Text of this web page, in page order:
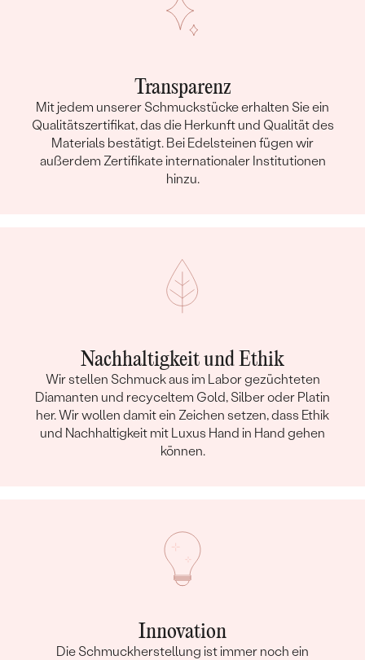
Transparenz
Mit jedem unserer Schmuckstücke erhalten Sie ein
Qualitätszertifikat, das die Herkunft und Qualität des
Materials bestätigt. Bei Edelsteinen fügen wir
außerdem Zertifikate internationaler Institutionen
hinzu.
Nachhaltigkeit und Ethik
Wir stellen Schmuck aus im Labor gezüchteten
Diamanten und recyceltem Gold, Silber oder Platin
her. Wir wollen damit ein Zeichen setzen, dass Ethik
und Nachhaltigkeit mit Luxus Hand in Hand gehen
können.
Innovation
Die Schmuckherstellung ist immer noch ein